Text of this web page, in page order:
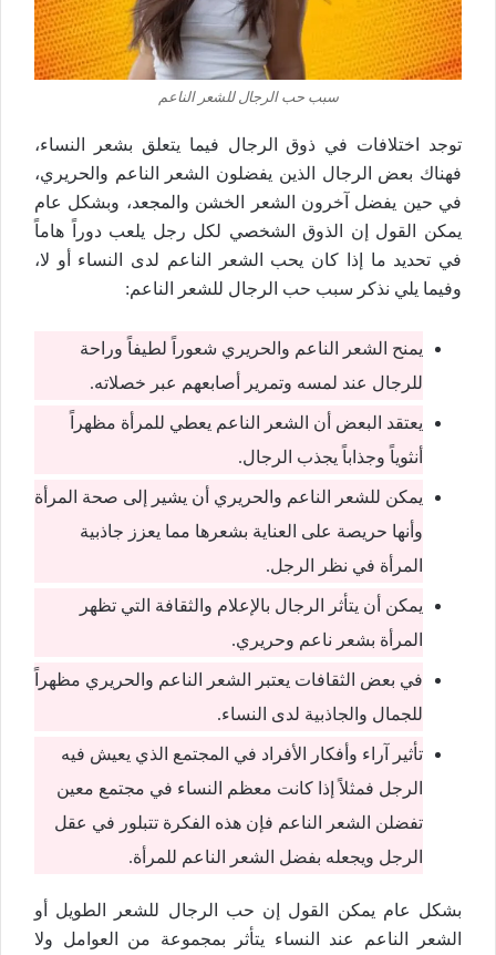
سبب حب الرجال للشعر الناعم
توجد اختلافات في ذوق الرجال فيما يتعلق بشعر النساء،
فهناك بعض الرجال الذين يفضلون الشعر الناعم والحريري،
في حين يفضل آخرون الشعر الخشن والمجعد، وبشكل عام
يمكن القول إن الذوق الشخصي لكل رجل يلعب دوراً هاماً
في تحديد ما إذا كان يحب الشعر الناعم لدى النساء أو لا،
وفيما يلي نذكر سبب حب الرجال للشعر الناعم:
يمنح الشعر الناعم والحريري شعوراً لطيفاً وراحة
للرجال عند لمسه وتمرير أصابعهم عبر خصلاته.
يعتقد البعض أن الشعر الناعم يعطي للمرأة مظهراً
أنثوياً وجذاباً يجذب الرجال.
يمكن للشعر الناعم والحريري أن يشير إلى صحة المرأة
وأنها حريصة على العناية بشعرها مما يعزز جاذبية
المرأة في نظر الرجل.
يمكن أن يتأثر الرجال بالإعلام والثقافة التي تظهر
المرأة بشعر ناعم وحريري.
في بعض الثقافات يعتبر الشعر الناعم والحريري مظهراً
للجمال والجاذبية لدى النساء.
تأثير آراء وأفكار الأفراد في المجتمع الذي يعيش فيه
الرجل فمثلاً إذا كانت معظم النساء في مجتمع معين
تفضلن الشعر الناعم فإن هذه الفكرة تتبلور في عقل
الرجل ويجعله بفضل الشعر الناعم للمرأة.
بشكل عام يمكن القول إن حب الرجال للشعر الطويل أو
الشعر الناعم عند النساء يتأثر بمجموعة من العوامل ولا